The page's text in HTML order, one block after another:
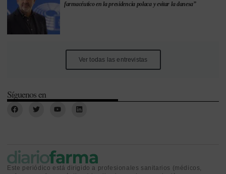
farmacéutico en la presidencia polaca y evitar la danesa”
Ver todas las entrevistas
Síguenos en
Este periódico está dirigido a profesionales sanitarios (médicos,